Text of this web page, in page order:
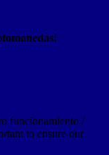
funcionamiento /
to ensure our